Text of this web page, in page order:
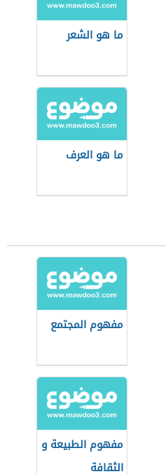
ما هو الشعر
ما هو العرف
مفهوم المجتمع
مفهوم الطبيعة و
الثقافة